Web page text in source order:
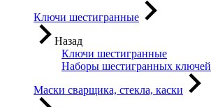
Ключи шестигранные
Назад
Ключи шестигранные
Наборы шестигранных ключей
Маски сварщика, стекла, каски